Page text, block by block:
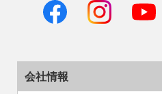
会社情報